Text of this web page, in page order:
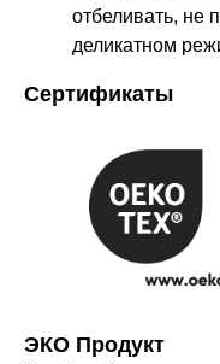
отбеливать, не
деликатном
Сертификаты
ЭКО Продукт
Оставайтесь в курсе
узнавайте первыми о
новинках